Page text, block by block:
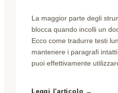
La maggior parte degli
blocca quando incolli un
Ecco come tradurre testi
mantenere i paragrafi
puoi effettivamente
Leggi l'articolo →